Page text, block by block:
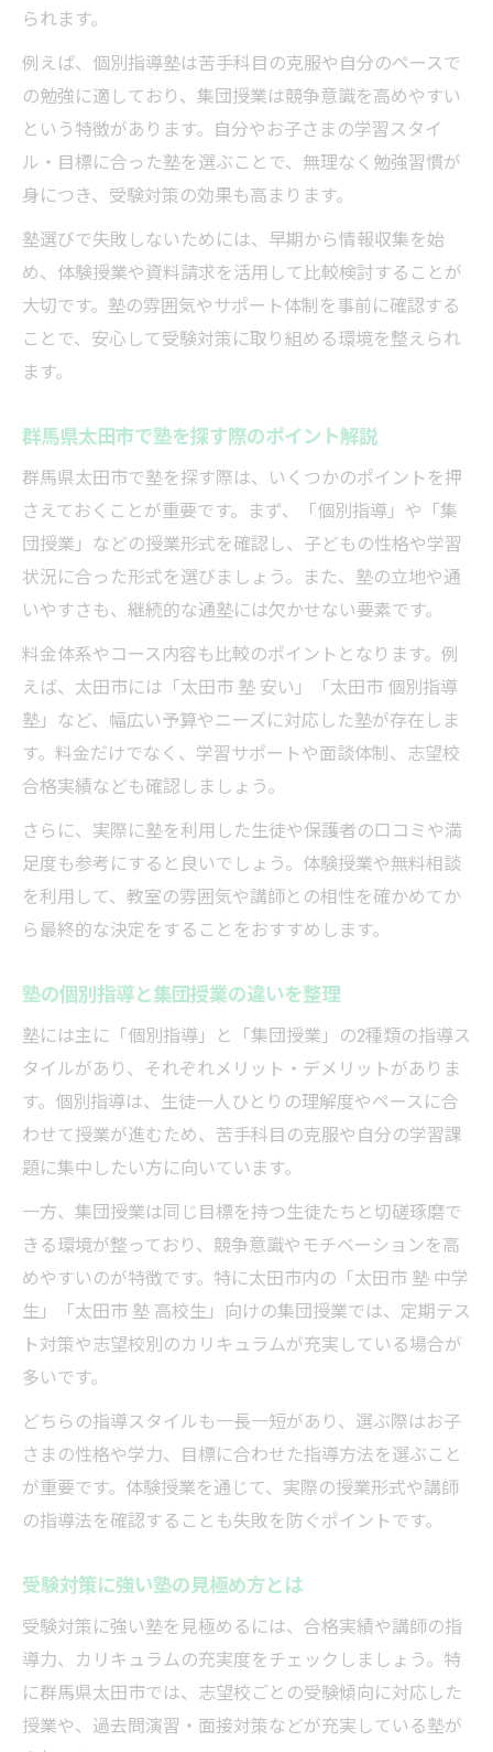
個別指導塾の料金体系を賢くチェック
効果的な受験対策に必要な塾の選び方
塾選びで注目すべき受験対策ポイント
塾のカリキュラムが合格に導く理由
塾のサポート体制を徹底的に比較する
受験対策に強い塾の見分け方解説
塾の学習環境が成績に与える影響
小学生から高校生まで役立つ塾情報まとめ
高校生におすすめの塾活用ポイント
塾で長期的な学習計画を立てる方法
各学年別に異なる塾の特徴を比較解説
料金やサポート体制で比較する塾の賢い選択
塾の料金体系を比較する際のポイント
費用対効果を重視した塾選びのコツ
塾のサポート体制が充実している理由
塾の月謝と学習内容のバランスを検討
安い塾でも受験対策が充実する理由
られます。
例えば、個別指導塾は苦手科目の克服や自分のペースで
の勉強に適しており、集団授業は競争意識を高めやすい
という特徴があります。自分やお子さまの学習スタイ
ル・目標に合った塾を選ぶことで、無理なく勉強習慣が
身につき、受験対策の効果も高まります。
塾選びで失敗しないためには、早期から情報収集を始
め、体験授業や資料請求を活用して比較検討することが
大切です。塾の雰囲気やサポート体制を事前に確認する
ことで、安心して受験対策に取り組める環境を整えられ
ます。
群馬県太田市で塾を探す際のポイント解説
群馬県太田市で塾を探す際は、いくつかのポイントを押
さえておくことが重要です。まず、「個別指導」や「集
団授業」などの授業形式を確認し、子どもの性格や学習
状況に合った形式を選びましょう。また、塾の立地や通
いやすさも、継続的な通塾には欠かせない要素です。
料金体系やコース内容も比較のポイントとなります。例
えば、太田市には「太田市 塾 安い」「太田市 個別指導
塾」など、幅広い予算やニーズに対応した塾が存在しま
す。料金だけでなく、学習サポートや面談体制、志望校
合格実績なども確認しましょう。
さらに、実際に塾を利用した生徒や保護者の口コミや満
足度も参考にすると良いでしょう。体験授業や無料相談
を利用して、教室の雰囲気や講師との相性を確かめてか
ら最終的な決定をすることをおすすめします。
塾の個別指導と集団授業の違いを整理
塾には主に「個別指導」と「集団授業」の2種類の指導ス
タイルがあり、それぞれメリット・デメリットがありま
す。個別指導は、生徒一人ひとりの理解度やペースに合
わせて授業が進むため、苦手科目の克服や自分の学習課
題に集中したい方に向いています。
一方、集団授業は同じ目標を持つ生徒たちと切磋琢磨で
きる環境が整っており、競争意識やモチベーションを高
めやすいのが特徴です。特に太田市内の「太田市 塾 中学
生」「太田市 塾 高校生」向けの集団授業では、定期テス
ト対策や志望校別のカリキュラムが充実している場合が
多いです。
どちらの指導スタイルも一長一短があり、選ぶ際はお子
さまの性格や学力、目標に合わせた指導方法を選ぶこと
が重要です。体験授業を通じて、実際の授業形式や講師
の指導法を確認することも失敗を防ぐポイントです。
受験対策に強い塾の見極め方とは
受験対策に強い塾を見極めるには、合格実績や講師の指
導力、カリキュラムの充実度をチェックしましょう。特
に群馬県太田市では、志望校ごとの受験傾向に対応した
授業や、過去問演習・面接対策などが充実している塾が